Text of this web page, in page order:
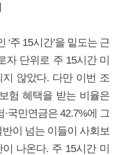
주 15시간’을 밑도는 근
자 단위로 주 15시간 미
않았다. 다만 이번 조
험 혜택을 받는 비율은
국민연금은 42.7%에 그
이 넘는 이들이 사회보
나온다. 주 15시간 미